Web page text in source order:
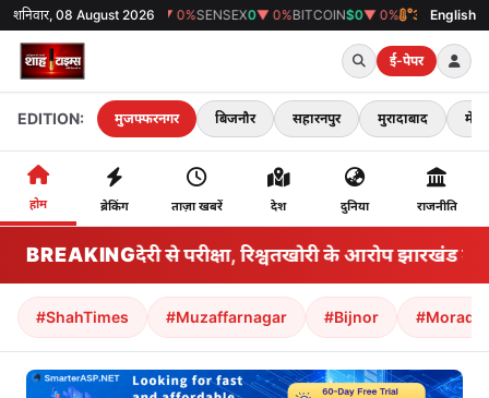
शनिवार, 08 August 2026
GOLD₹0▼ 0%SENSEX 0▼ 0%BITCOIN $0▼ 0% 38°Cमुजफ्फरनगरEnglish
ई-पेपर
EDITION: मुजफ्फरनगर बिजनौर सहारनपुर मुरादाबाद मेरठ
होम ब्रेकिंग ताज़ा खबरें देश दुनिया राजनीति
BREAKING
वर्षों की देरी से परीक्षा, रिश्वतखोरी के आरोप झारखंड में
#ShahTimes #Muzaffarnagar #Bijnor